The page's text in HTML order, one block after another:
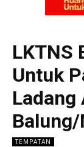
LKTNS
Untuk
Ladang
TEMPATAN